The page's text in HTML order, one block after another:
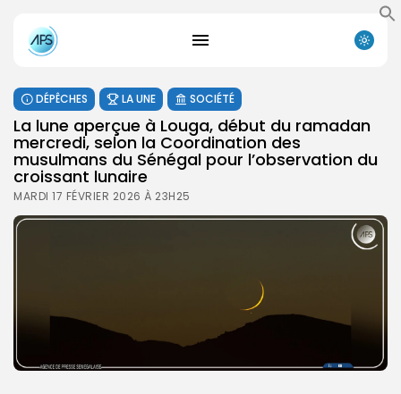
DÉPÊCHES LA UNE SOCIÉTÉ
La lune aperçue à Louga, début du ramadan
mercredi, selon la Coordination des
musulmans du Sénégal pour l’observation du
croissant lunaire
MARDI 17 FÉVRIER 2026 À 23H25